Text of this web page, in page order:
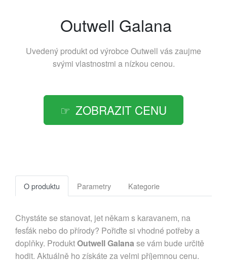
Outwell Galana
Uvedený produkt od výrobce Outwell vás zaujme
svými vlastnostmi a nízkou cenou.
ZOBRAZIT CENU
O produktu Parametry Kategorie
Chystáte se stanovat, jet někam s karavanem, na
fesťák nebo do přírody? Pořiďte si vhodné potřeby a
doplňky. ProduktOutwell Galana se vám bude určitě
hodit. Aktuálně ho získáte za velmi příjemnou cenu.